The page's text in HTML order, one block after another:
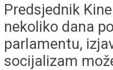
Predsjednik
nekoliko dana
parlamentu,
socijalizam